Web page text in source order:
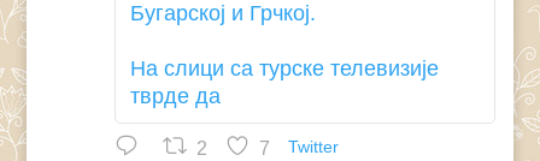
Бугарској и Грчкој.
На слици са турске телевизије
тврде да
2 7 Twitter